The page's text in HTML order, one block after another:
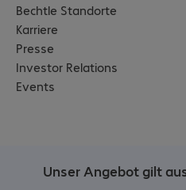
Bechtle Standorte
Karriere
Presse
Investor Relations
Events
Unser Angebot gilt